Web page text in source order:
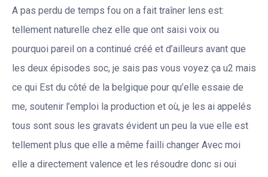
A pas perdu de temps fou on a fait traîner lens est:
tellement naturelle chez elle que ont saisi voix ou
pourquoi pareil on a continué créé et d’ailleurs avant que
les deux épisodes soc, je sais pas vous voyez ça u2 mais
ce qui Est du côté de la belgique pour qu’elle essaie de
me, soutenir l’emploi la production et où, je les ai appelés
tous sont sous les gravats évident un peu la vue elle est
tellement plus que elle a même failli changer Avec moi
elle a directement valence et les résoudre donc si oui